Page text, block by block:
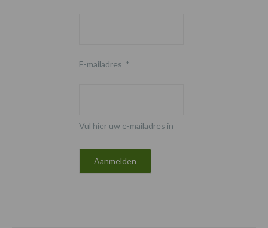
E-mailadres *
Vul hier uw e-mailadres in